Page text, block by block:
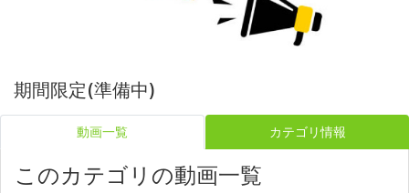
期間限定(準備中)
動画一覧 カテゴリ情報
このカテゴリの動画一覧